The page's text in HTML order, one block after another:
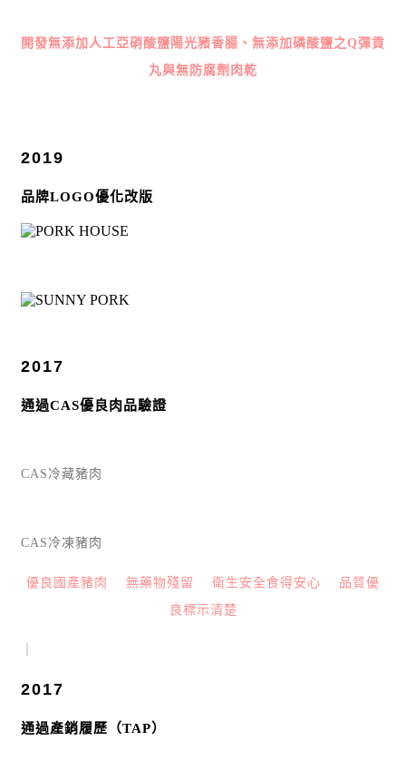
開發無添加人工亞硝酸鹽陽光豬香腸、無添加磷酸鹽之Q彈貢
丸與無防腐劑肉乾
2019
品牌LOGO優化改版
2017
通過CAS優良肉品驗證
CAS冷藏豬肉
CAS冷凍豬肉
優良國產豬肉 無藥物殘留 衛生安全食得安心 品質優
良標示清楚
2017
通過產銷履歷（TAP）